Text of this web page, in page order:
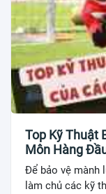
Top Kỹ Thuật
Môn Hàng
Để bảo vệ mành
làm chủ các kỹ